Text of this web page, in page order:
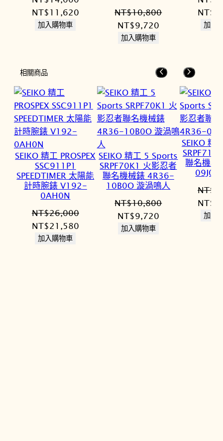
原
始
NT$11,620目
加入購物車
NT$10,800
原
始
NT$10,800。
NT$9,720目
NT$9,720。
加入購物車
原
始
NT$
加入
相關商品
SEIKO 精工 PROSPEX
SSC911P1
SPEEDTIMER 太陽能
計時腕錶 V192-
0AH0N
NT$26,000
原
始
NT$21,580目
加入購物車
SEIKO 精工 5 Sports
SRPF70K1 火影忍者
聯名機械錶 4R36-
10B0O 漩渦鳴人
NT$10,800
原
始
NT$9,720目
加入購物車
SEIKO 精
聯名機
09J0B
NT$
原
始
NT$
加入